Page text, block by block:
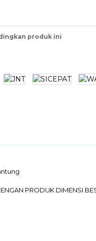
produk ini
PRODUK DIMENSI
sempit atau tinggal di
jemur pakaian bisa
dengan balkon